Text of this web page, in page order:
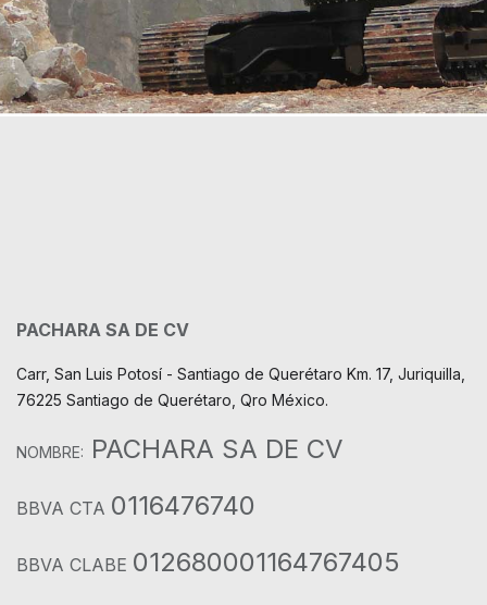
PACHARA SA DE CV
Carr, San Luis Potosí - Santiago de Querétaro Km. 17, Juriquilla,
76225 Santiago de Querétaro, Qro México.
NOMBRE: PACHARA SA DE CV
BBVA CTA 0116476740
BBVA CLABE 012680001164767405